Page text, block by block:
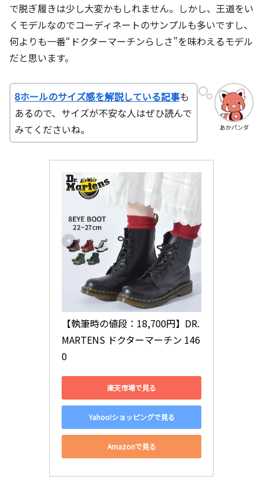
で脱ぎ履きは少し大変かもしれません。しかし、王道をい
くモデルなのでコーディネートのサンプルも多いですし、
何よりも一番“ドクターマーチンらしさ”を味わえるモデル
だと思います。
あかパンダ
8ホールのサイズ感を解説している記事も
あるので、サイズが不安な人はぜひ読んで
みてくださいね。
【執筆時の値段：18,700円】DR.
MARTENS ドクターマーチン 146
0
楽天市場で見る
Yahoo!ショッピングで見る
Amazonで見る